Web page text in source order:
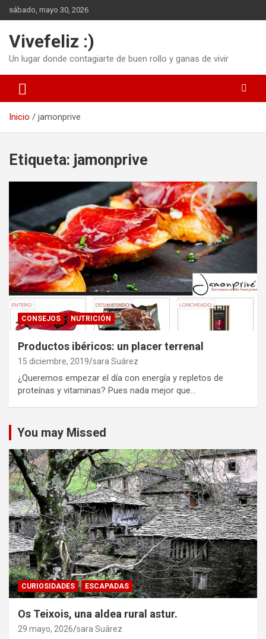
Saltar
al
sábado, mayo 30, 2026
Vivefeliz :)
Un lugar donde contagiarte de buen rollo y ganas de vivir
Inicio jamonprive
Etiqueta: jamonprive
CONSEJOS NUTRICIÓN
Productos ibéricos: un placer terrenal
15 diciembre, 2019 sara Suárez
¿Queremos empezar el día con energía y repletos de
proteínas y vitaminas? Pues nada mejor que…
You may Missed
CURIOSIDADES ESCAPADAS
Os Teixois, una aldea rural astur.
29 mayo, 2026 sara Suárez